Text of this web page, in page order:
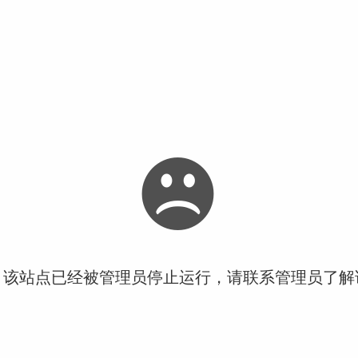
站点已经被管理员停止运行，请联系管理员了